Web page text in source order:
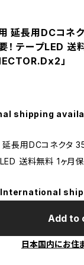
延長用DCコネ
！ テープLED 送
」
shipping
延長用DCコネクタ
送料無料 1ヶ月
International
Add to
日本国内にお住